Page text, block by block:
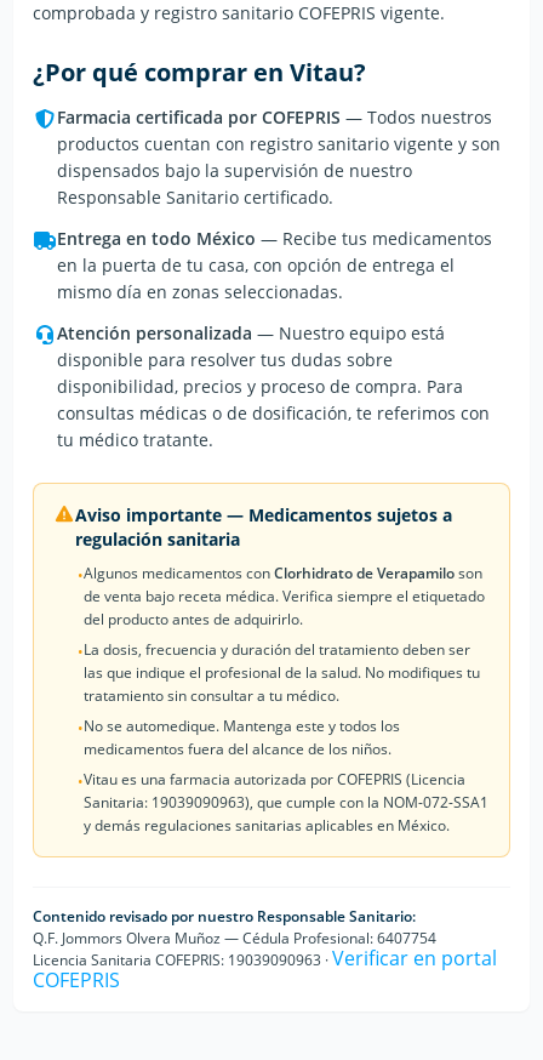
comprobada y registro sanitario COFEPRIS vigente.
¿Por qué comprar en Vitau?
Farmacia certificada por COFEPRIS — Todos nuestros
productos cuentan con registro sanitario vigente y son
dispensados bajo la supervisión de nuestro
Responsable Sanitario certificado.
Entrega en todo México — Recibe tus medicamentos
en la puerta de tu casa, con opción de entrega el
mismo día en zonas seleccionadas.
Atención personalizada — Nuestro equipo está
disponible para resolver tus dudas sobre
disponibilidad, precios y proceso de compra. Para
consultas médicas o de dosificación, te referimos con
tu médico tratante.
Aviso importante — Medicamentos sujetos a
regulación sanitaria
•Algunos medicamentos conClorhidrato de Verapamiloson
de venta bajo receta médica. Verifica siempre el etiquetado
del producto antes de adquirirlo.
•La dosis, frecuencia y duración del tratamiento deben ser
las que indique el profesional de la salud. No modifiques tu
tratamiento sin consultar a tu médico.
•No se automedique. Mantenga este y todos los
medicamentos fuera del alcance de los niños.
•Vitau es una farmacia autorizada por COFEPRIS (Licencia
Sanitaria: 19039090963), que cumple con la NOM-072-SSA1
y demás regulaciones sanitarias aplicables en México.
Contenido revisado por nuestro Responsable Sanitario:
Q.F. Jommors Olvera Muñoz — Cédula Profesional: 6407754
Licencia Sanitaria COFEPRIS: 19039090963 ·Verificar en portal
COFEPRIS